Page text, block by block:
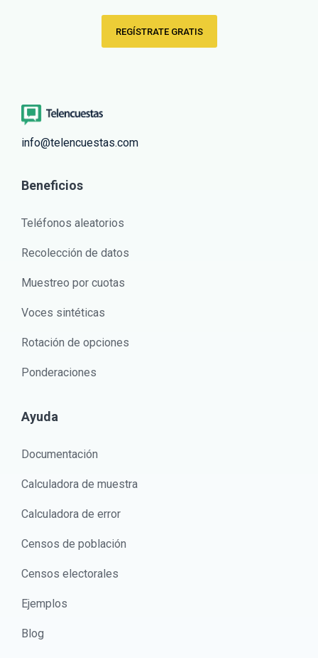
REGÍSTRATE GRATIS
info@telencuestas.com
Beneficios
Teléfonos aleatorios
Recolección de datos
Muestreo por cuotas
Voces sintéticas
Rotación de opciones
Ponderaciones
Ayuda
Documentación
Calculadora de muestra
Calculadora de error
Censos de población
Censos electorales
Ejemplos
Blog